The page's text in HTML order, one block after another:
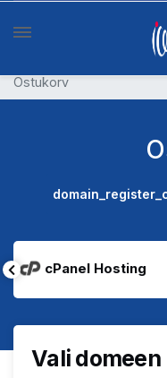
Ostukorv
cPanel Hosting
Vali domeen